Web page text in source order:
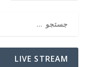
LIVE STREAM